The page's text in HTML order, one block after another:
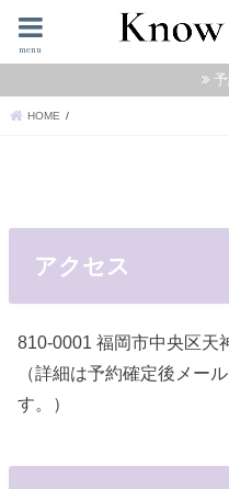
menu
HOME
アクセス
810-0001 福岡市中央区天
（詳細は予約確定後メー
す。）